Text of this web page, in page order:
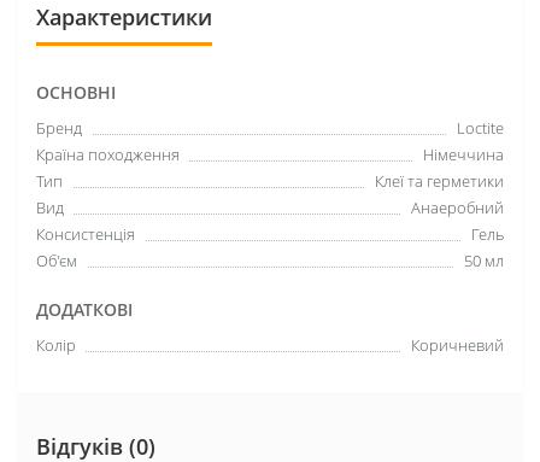
Характеристики
ОСНОВНІ
Бренд
Loctite
Країна походження
Німеччина
Тип
Клеї та герметики
Вид
Анаеробний
Консистенція
Гель
Об'єм
50 мл
ДОДАТКОВІ
Колір Коричневий
Відгуків (0)